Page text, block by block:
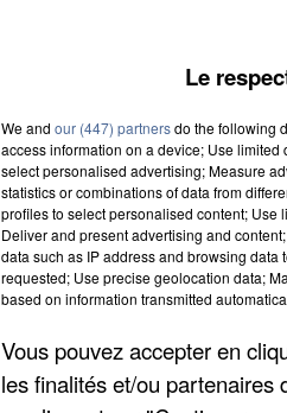
Le
We and our (447) partnersdo the following
access information on a device; Use
select personalised advertising; Measure
statistics or combinations of data from
profiles to select personalised content; Use
Deliver and present advertising and
data such as IP address and browsing
requested; Use precise geolocation data;
based on information transmitted
Vous pouvez accepter en
les finalités et/ou